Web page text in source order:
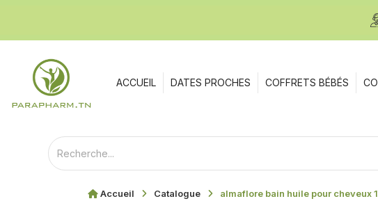
ACCUEIL DATES PROCHES COFFRETS BÉBÉS
Accueil Catalogue almaflore bain huile pour cheveux